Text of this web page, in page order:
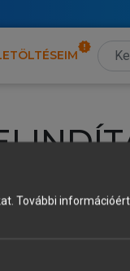
azonosítóddal vagy
vagy
vagy hozz
További